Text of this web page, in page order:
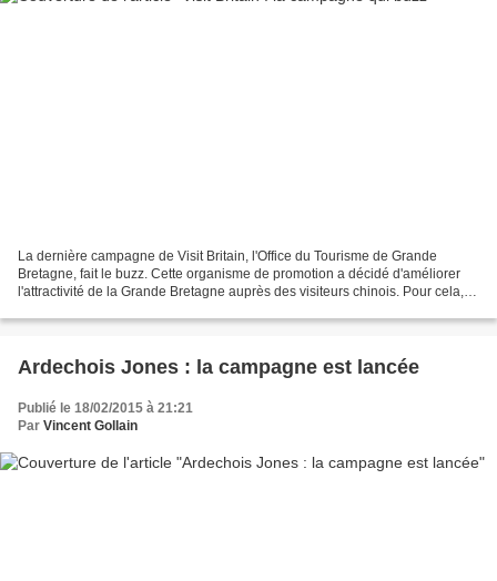
La dernière campagne de Visit Britain, l'Office du Tourisme de Grande
Bretagne, fait le buzz. Cette organisme de promotion a décidé d'améliorer
l'attractivité de la Grande Bretagne auprès des visiteurs chinois. Pour cela,
Ardechois Jones : la campagne est lancée
Publié le 18/02/2015 à 21:21
Par Vincent Gollain